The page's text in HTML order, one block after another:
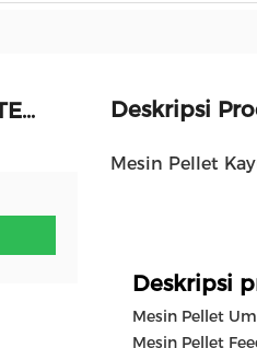
PRODUK-PRODUK TERKAIT
Deskripsi
Mesin Pellet
Deskripsi
Mesin Pellet
Mesin Pellet